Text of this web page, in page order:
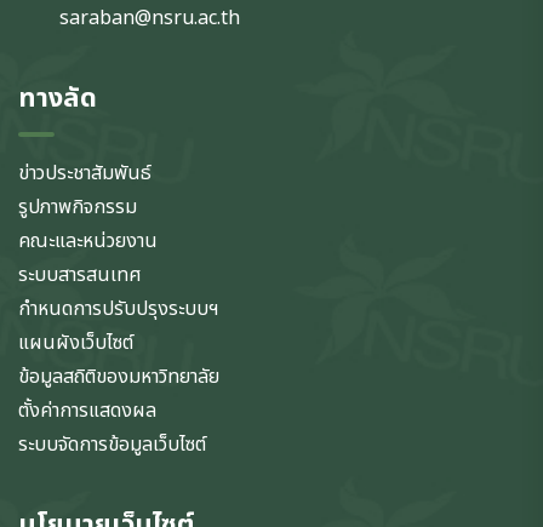
saraban@nsru.ac.th
ทางลัด
ข่าวประชาสัมพันธ์
รูปภาพกิจกรรม
คณะและหน่วยงาน
ระบบสารสนเทศ
กำหนดการปรับปรุงระบบฯ
แผนผังเว็บไซต์
ข้อมูลสถิติของมหาวิทยาลัย
ตั้งค่าการแสดงผล
ระบบจัดการข้อมูลเว็บไซต์